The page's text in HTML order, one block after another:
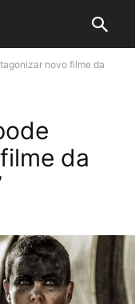
novo filme da
da